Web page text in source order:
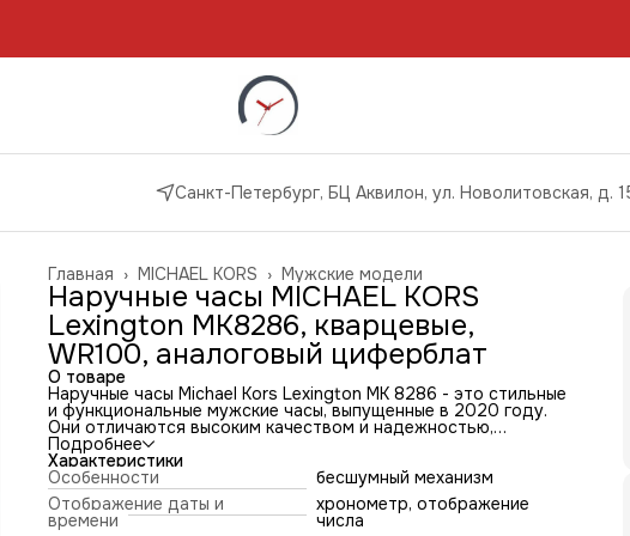
Санкт-Петербург, БЦ Аквилон, ул. Новолитовская, д.
Мужские модели
MICHAEL KORS ›
Главная ›
Наручные часы MICHAEL KORS
Lexington MK8286, кварцевые,
WR100, аналоговый циферблат
О товаре
Наручные часы Michael Kors Lexington MK 8286 - это стильные
и функциональные мужские часы, выпущенные в 2020 году.
Они отличаются высоким качеством и надежностью,
благодаря чему станут отличным выбором для тех, кто ценит
комфорт и стиль.
Часы имеют круглую форму и выполнены в классическом
черном цвете. Корпус изготовлен из нержавеющей стали с
PVD покрытием, что обеспечивает долговечность и защиту
от царапин. Диаметр корпуса составляет 45 мм, а толщина -
Подробнее
Характеристики
Особенности
бесшумный механизм
Отображение даты и
времени
хронометр, отображение
числа